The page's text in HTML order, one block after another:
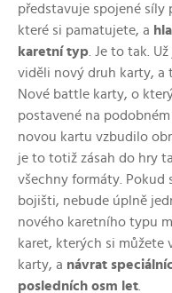
představuje spojené síly
které si pamatujete, a
karetní typ . Je to tak.
viděli nový druh karty, a
Nové battle karty, o
postavené na
novou kartu vzbudilo
je to totiž zásah do hry
všechny formáty.
bojišti, nebude úplně
nového karetního typu
karet, kterých si můžete
karty, a návrat
posledních osm let